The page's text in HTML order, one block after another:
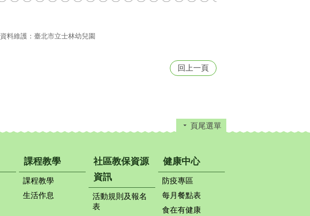
資料維護：臺北市立士林幼兒園
回上一頁
頁尾選單
課程教學
課程教學
生活作息
社區教保資源
資訊
活動規則及報名
表
健康中心
防疫專區
每月餐點表
食在有健康